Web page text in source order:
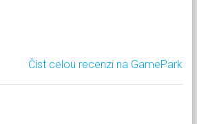
Číst celou recenzi na GamePark